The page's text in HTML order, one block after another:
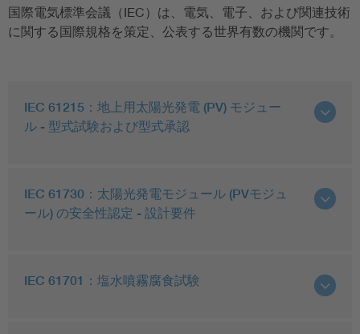
国際電気標準会議（IEC）は、電気、電子、および関連技術
に関する国際規格を策定、公表する世界有数の機関です。
IEC 61215：地上用太陽光発電 (PV) モジュー
ル - 型式試験および型式承認
IEC 61730：太陽光発電モジュール (PVモジュ
ール) の安全性認定 - 設計要件
IEC 61701：塩水噴霧腐食試験